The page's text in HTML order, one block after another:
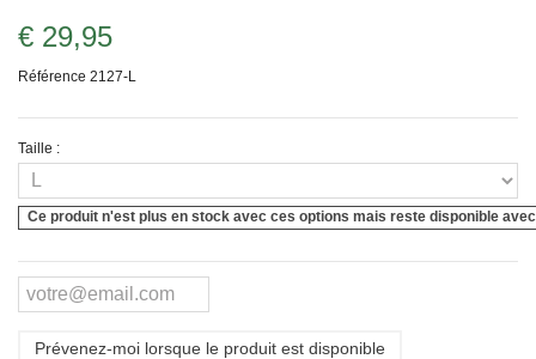
€ 29,95
Référence 2127-L
Taille :
Ce produit n'est plus en stock avec ces options mais reste disponible
Prévenez-moi lorsque le produit est disponible